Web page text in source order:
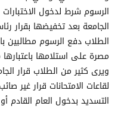
الرسوم شرط لدخول
الجامعة بعد تخفيضها بقرار
الطلاب دفع الرسوم مطالبين
مصرة على استلامها
ويرى كثير من الطلاب قرار
لقاعات الامتحانات قرار غير
التسديد بدخول العام القادم